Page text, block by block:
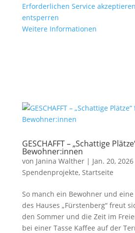
Erforderlichen Service
entsperren
Weitere Informationen
GESCHAFFT – „Schattige
Bewohner:innen
von Janina Walther| Jan. 20, 2026
Spendenprojekte, Startseite
So manch ein Bewohner und
des Hauses „Fürstenberg“ freut
den Sommer und die Zeit im
bei einer Tasse Kaffee auf der